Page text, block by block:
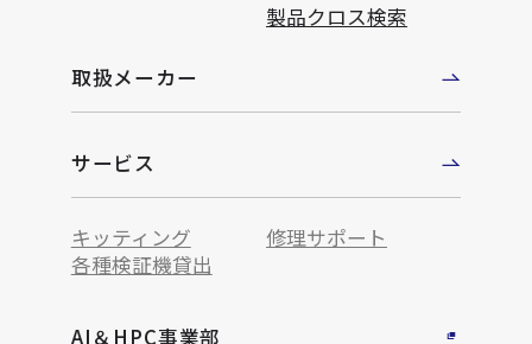
製品クロス検索
取扱メーカー
サービス
キッティング
修理サポート
各種検証機貸出
AI＆HPC事業部